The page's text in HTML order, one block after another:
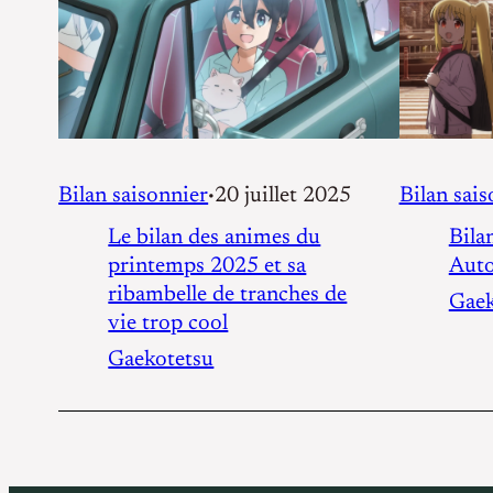
Bilan saisonnier•20 juillet 2025
Le bilan des animes du
printemps 2025 et sa
ribambelle de tranches de
vie trop cool
Gaekotetsu
Bilan